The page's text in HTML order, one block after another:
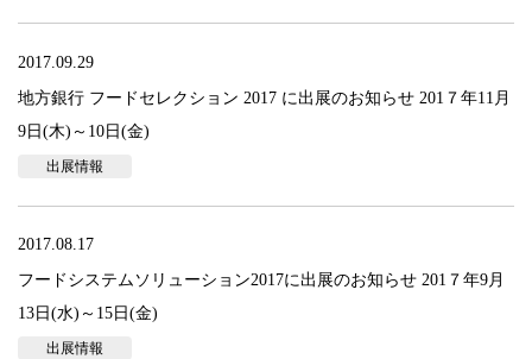
2017.09.29
地方銀行 フードセレクション 2017 に出展のお知らせ 201７年11月
9日(木)～10日(金)
出展情報
2017.08.17
フードシステムソリューション2017に出展のお知らせ 201７年9月
13日(水)～15日(金)
出展情報